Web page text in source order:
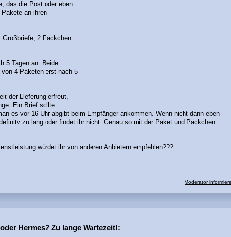
das die Post oder eben
Pakete an ihren
Großbriefe, 2 Päckchen
5 Tagen an. Beide
von 4 Paketen erst nach 5
der Lieferung erfreut,
Ein Brief sollte
es vor 16 Uhr abgibt beim Empfänger ankommen. Wenn nicht dann eben
zu lang oder findet ihr nicht. Genau so mit der Paket und Päckchen
würdet ihr von anderen Anbietern empfehlen???
Moderator
Hermes? Zu lange Wartezeit!: